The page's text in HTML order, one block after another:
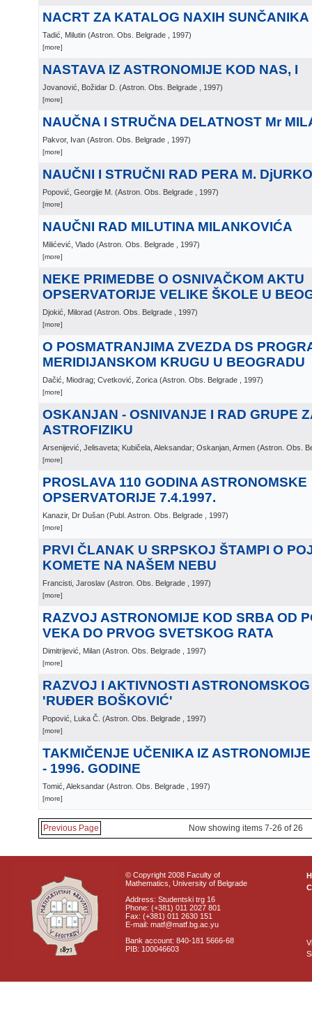
NACRT ZA KATALOG NAXIH SUNČANIKA
Tadić, Milutin (Astron. Obs. Belgrade , 1997)
[more]
NASTAVA IZ ASTRONOMIJE KOD NAS, I
Jovanović, Božidar D. (Astron. Obs. Belgrade , 1997)
[more]
NAUČNA I STRUČNA DELATNOST Mr
Pakvor, Ivan (Astron. Obs. Belgrade , 1997)
[more]
NAUČNI I STRUČNI RAD PERA M.
Popović, Georgije M. (Astron. Obs. Belgrade , 1997)
[more]
NAUČNI RAD MILUTINA MILANKOVIĆA
Milićević, Vlado (Astron. Obs. Belgrade , 1997)
[more]
NEKE PRIMEDBE O OSNIVAČKOM AKTU
OPSERVATORIJE VELIKE ŠKOLE U
Djokić, Milorad (Astron. Obs. Belgrade , 1997)
[more]
O POSMATRANJIMA ZVEZDA DS
MERIDIJANSKOM KRUGU U BEOGRADU
Dačić, Miodrag; Cvetković, Zorica (Astron. Obs. Belgrade , 1997)
[more]
OSKANJAN - OSNIVANJE I RAD GRUPE
ASTROFIZIKU
Arsenijević, Jelisaveta; Kubičela, Aleksandar; Oskanjan, Armen (Astron. Obs.
[more]
PROSLAVA 110 GODINA ASTRONOMSKE
OPSERVATORIJE 7.4.1997.
Kanazir, Dr Dušan (Publ. Astron. Obs. Belgrade , 1997)
[more]
PRVI ČLANAK U SRPSKOJ ŠTAMPI O
KOMETE NA NAŠEM NEBU
Francisti, Jaroslav (Astron. Obs. Belgrade , 1997)
[more]
RAZVOJ ASTRONOMIJE KOD SRBA OD
VEKA DO PRVOG SVETSKOG RATA
Dimitrijević, Milan (Astron. Obs. Belgrade , 1997)
[more]
RAZVOJ I AKTIVNOSTI
'RUĐER BOŠKOVIĆ'
Popović, Luka Č. (Astron. Obs. Belgrade , 1997)
[more]
TAKMIČENJE UČENIKA IZ
- 1996. GODINE
Tomić, Aleksandar (Astron. Obs. Belgrade , 1997)
[more]
Previous Page Now showing items 7-26 of 26
© Copyright 2008 Faculty of
Mathematics, University of Belgrade
Address: Studentski trg 16
Phone: (+381) 011 2027 801
Fax: (+381) 011 2630 151
E-mail: matf@matf.bg.ac.yu
Bank account: 840-181 5666-68
PIB: 100046603